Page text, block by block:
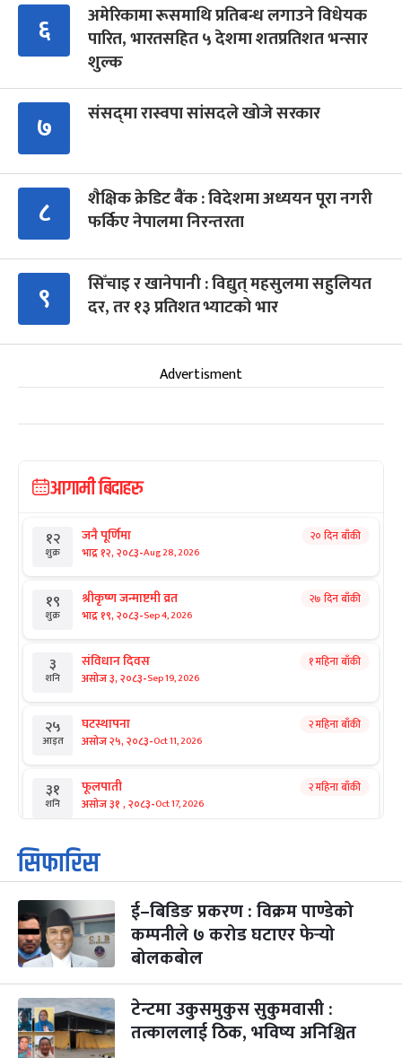
६
अमेरिकामा रूसमाथि प्रतिबन्ध लगाउने विधेयक
पारित, भारतसहित ५ देशमा शतप्रतिशत भन्सार
शुल्क
७ संसद्‍मा रास्वपा सांसदले खोजे सरकार
८
शैक्षिक क्रेडिट बैंक : विदेशमा अध्ययन पूरा नगरी
फर्किए नेपालमा निरन्तरता
९
सिँचाइ र खानेपानी : विद्युत् महसुलमा सहुलियत
दर, तर १३ प्रतिशत भ्याटको भार
Advertisment
आगामी बिदाहरु
१२
शुक्र
जनै पूर्णिमा
भाद्र १२, २०८३-Aug 28, 2026
२० दिन बाँकी
१९
शुक्र
श्रीकृष्ण जन्माष्टमी व्रत
भाद्र १९, २०८३-Sep 4, 2026
२७ दिन बाँकी
३
शनि
संविधान दिवस
असोज ३, २०८३-Sep 19, 2026
१ महिना बाँकी
२५
आइत
घटस्थापना
असोज २५, २०८३-Oct 11, 2026
२ महिना बाँकी
३१
शनि
फूलपाती
असोज ३१ , २०८३-Oct 17, 2026
२ महिना बाँकी
१
आइत
कार्तिक सङ्क्रान्ति
कार्तिक १, २०८३
३
मंगल
महानवमी
कार्तिक ३, २०८३-Oct 20, 2026
२ महिना बाँकी
४
५ पापा‌ङ्कुशा एकादशी व्रत २ महिना बाँकी
सिफारिस
ई–बिडिङ प्रकरण : विक्रम पाण्डेको
कम्पनीले ७ करोड घटाएर फेर्‍यो
बोलकबोल
टेन्टमा उकुसमुकुस सुकुमवासी :
तत्काललाई ठिक, भविष्य अनिश्चित